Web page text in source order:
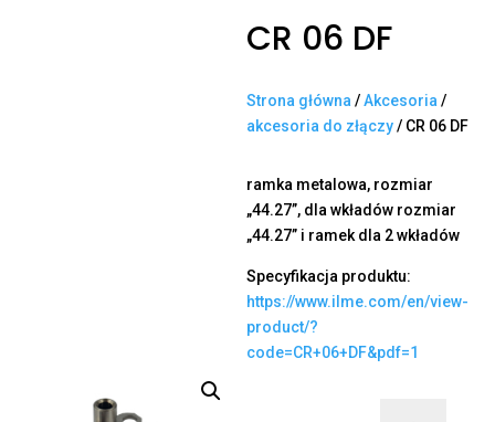
CR 06 DF
Strona główna /Akcesoria /
akcesoria do złączy/ CR 06 DF
ramka metalowa, rozmiar
„44.27”, dla wkładów rozmiar
„44.27” i ramek dla 2 wkładów
Specyfikacja produktu:
https://www.ilme.com/en/view-
product/?
code=CR+06+DF&pdf=1